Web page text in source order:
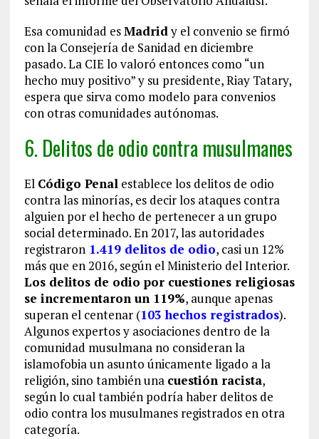
Esa comunidad esMadridy el convenio se firmó
con la Consejería de Sanidad en diciembre
pasado. La CIE lo valoró entonces como “un
hecho muy positivo” y su presidente, Riay Tatary,
espera que sirva como modelo para convenios
con otras comunidades autónomas.
6. Delitos de odio contra musulmanes
El Código Penalestablece los delitos de odio
contra las minorías, es decir los ataques contra
alguien por el hecho de pertenecer a un grupo
social determinado. En 2017, las autoridades
registraron1.419 delitos de odio, casi un 12%
más que en 2016, según el Ministerio del Interior.
Los delitos de odio por cuestiones religiosas
se incrementaron un 119%, aunque apenas
superan el centenar (103 hechos registrados).
Algunos expertos y asociaciones dentro de la
comunidad musulmana no consideran la
islamofobia un asunto únicamente ligado a la
religión, sino también una cuestión racista,
según lo cual también podría haber delitos de
odio contra los musulmanes registrados en otra
categoría.